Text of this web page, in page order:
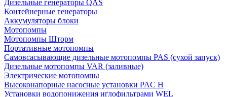
Дизельные генераторы QAS
Контейнерные генераторы
Аккумуляторы блоки
Мотопомпы
Мотопомпы Шторм
Портативные мотопомпы
Самовсасывающие дизельные мотопомпы PAS (сухой запуск)
Дизельные мотопомпы VAR (заливные)
Электрические мотопомпы
Высоконапорные насосные установки PAC H
Установки водопонижения иглофильтрами WEL